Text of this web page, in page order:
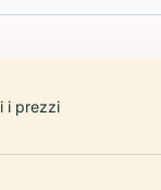
i prezzi